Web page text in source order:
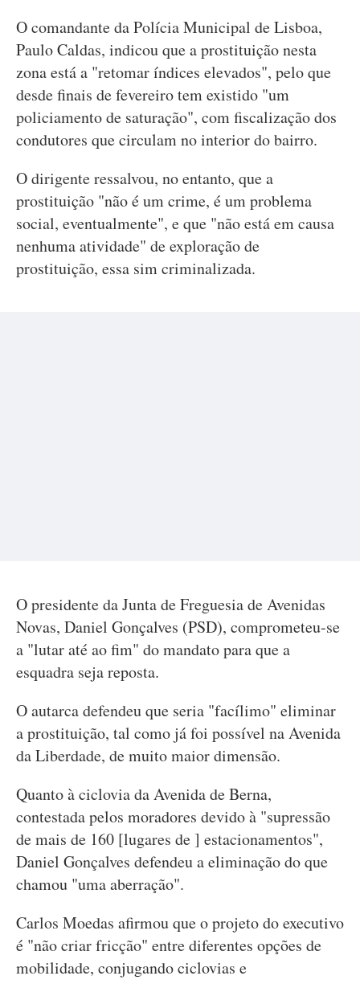
O comandante da Polícia Municipal de Lisboa,
Paulo Caldas, indicou que a prostituição nesta
zona está a "retomar índices elevados", pelo que
desde finais de fevereiro tem existido "um
policiamento de saturação", com fiscalização dos
condutores que circulam no interior do bairro.
O dirigente ressalvou, no entanto, que a
prostituição "não é um crime, é um problema
social, eventualmente", e que "não está em causa
nenhuma atividade" de exploração de
prostituição, essa sim criminalizada.
O presidente da Junta de Freguesia de Avenidas
Novas, Daniel Gonçalves (PSD), comprometeu-se
a "lutar até ao fim" do mandato para que a
esquadra seja reposta.
O autarca defendeu que seria "facílimo" eliminar
a prostituição, tal como já foi possível na Avenida
da Liberdade, de muito maior dimensão.
Quanto à ciclovia da Avenida de Berna,
contestada pelos moradores devido à "supressão
de mais de 160 [lugares de ] estacionamentos",
Daniel Gonçalves defendeu a eliminação do que
chamou "uma aberração".
Carlos Moedas afirmou que o projeto do executivo
é "não criar fricção" entre diferentes opções de
mobilidade, conjugando ciclovias e